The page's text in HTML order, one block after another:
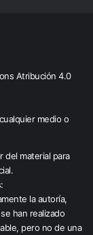
Atribución 4.0
medio o
del material para
la autoría,
han realizado
pero no de una